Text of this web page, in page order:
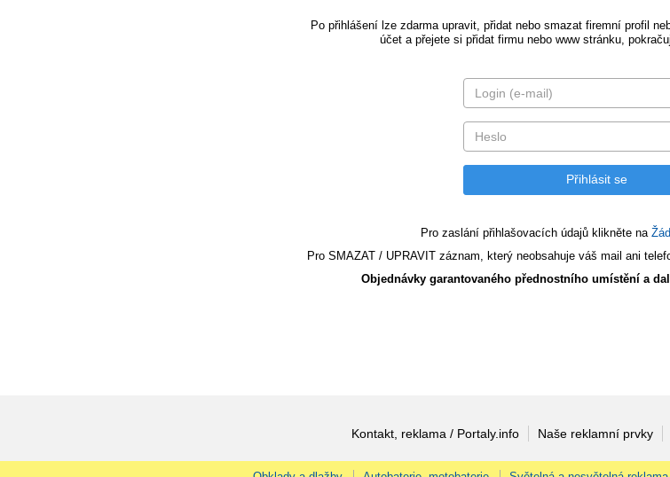
Po přihlášení lze zdarma upravit, přidat nebo smazat firemní profil
účet a přejete si přidat firmu nebo www stránku,
Pro zaslání přihlašovacích údajů klikněte na
Pro SMAZAT / UPRAVIT záznam, který neobsahuje váš mail ani
Objednávky garantovaného přednostního umístění a
Kontakt, reklama / Portaly.info Naše reklamní prvky